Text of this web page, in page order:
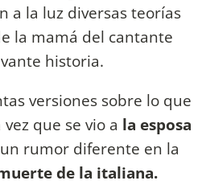
a la luz diversas teorías
la mamá del cantante
historia.
versiones sobre lo que
que se vio a la esposa
rumor diferente en la
de la italiana.